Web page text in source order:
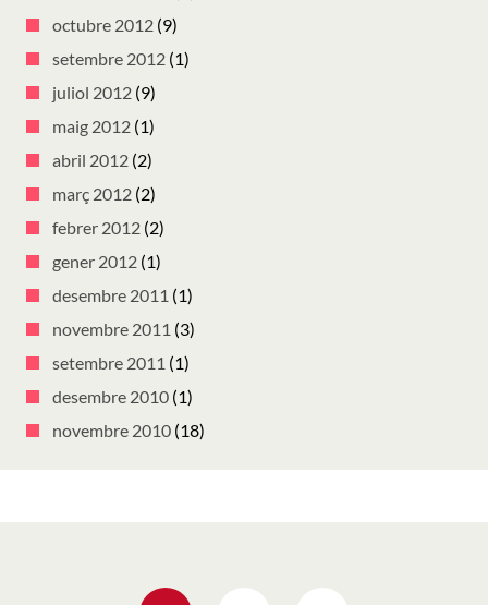
octubre 2012 (9)
setembre 2012 (1)
juliol 2012 (9)
maig 2012 (1)
abril 2012 (2)
març 2012 (2)
febrer 2012 (2)
gener 2012 (1)
desembre 2011 (1)
novembre 2011 (3)
setembre 2011 (1)
desembre 2010 (1)
novembre 2010 (18)
Navegació